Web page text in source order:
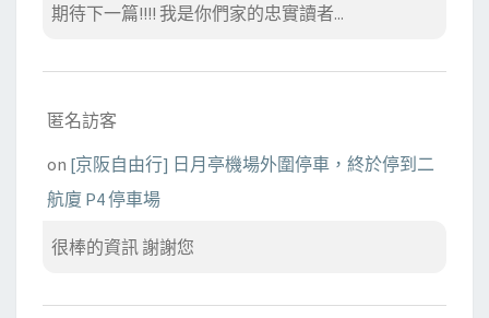
期待下一篇!!!! 我是你們家的忠實讀者...
匿名訪客
on [京阪自由行] 日月亭機場外圍停車，終於停到二
航廈 P4 停車場
很棒的資訊 謝謝您